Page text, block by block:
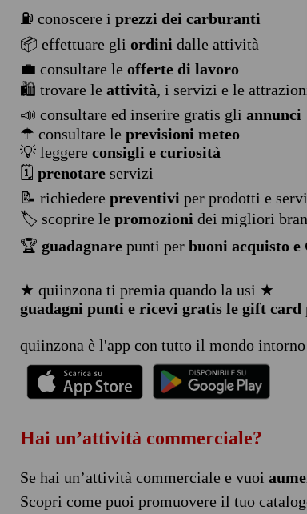
⛽ conoscere i prezzi dei carburanti
📦 effettuare gli ordini dalle attività
💼 consultare le offerte di lavoro
🛍️ trovare le attività, i servizi e le
📣 consultare ed inserire gratis gli annunci
☂ consultare le previsioni meteo
💡 leggere consigli e curiosità
🗓️ prenotareservizi
📝 richiedere preventivi per prodotti e
🏷️ scoprire le promozioni dei migliori
🏆 guadagnarepunti per buoni acquisto
★ quiinzona ti premia quando la usi ★
guadagni punti e ricevi gratis le gift card
quiinzona è l'app con tutto il mondo intorno
Hai un’attività commerciale?
Se hai un’attività commerciale e vuoi
Scopri come puoi promuovere il tuo